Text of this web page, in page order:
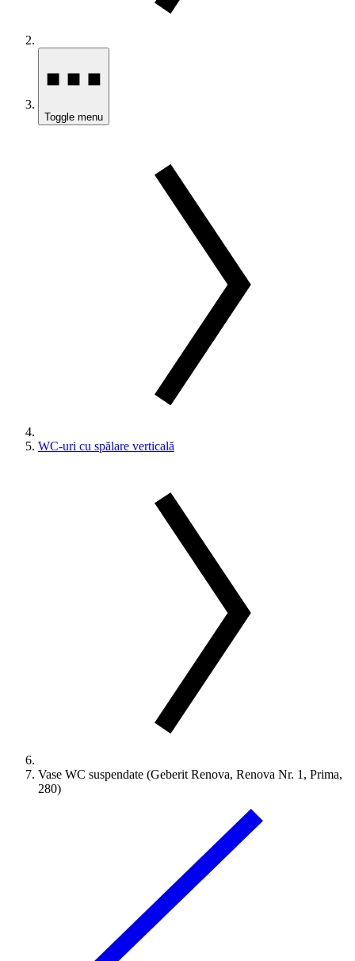
Toggle menu
WC-uri cu spălare verticală
Vase WC suspendate (Geberit Renova, Renova Nr. 1, Prima,
280)